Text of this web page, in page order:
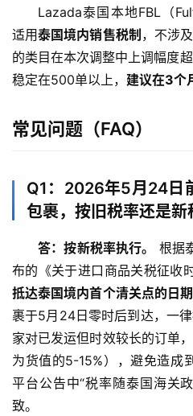
全
球
方
全
球
牌
照
问
答
社
区
Lazada泰国本地FBL（
适用泰国境内销售税制 ，不涉
的类目在本次调整中上调幅度
稳定在500单以上， 建议在3个
常见问题（FAQ）
Q1：2026年5月24日
包裹，按旧税率还是新
答：按新税率执行。
根据
布的《关于进口商品关税征收
抵达泰国境内首个清关点的日期
裹于5月24日零时后到达，一
家对已发运但时效较长的订单，
为货值的5-15%），避免造成
平台公告中“税率随泰国海关
致。